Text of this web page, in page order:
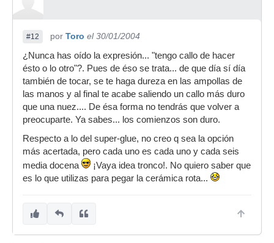
#12 por Toro el 30/01/2004
¿Nunca has oído la expresión... "tengo callo de hacer
ésto o lo otro"?. Pues de éso se trata... de que día sí día
también de tocar, se te haga dureza en las ampollas de
las manos y al final te acabe saliendo un callo más duro
que una nuez.... De ésa forma no tendrás que volver a
preocuparte. Ya sabes... los comienzos son duro.
Respecto a lo del super-glue, no creo q sea la opción
más acertada, pero cada uno es cada uno y cada seis
media docena
¡Vaya idea tronco!. No quiero saber que
es lo que utilizas para pegar la cerámica rota...